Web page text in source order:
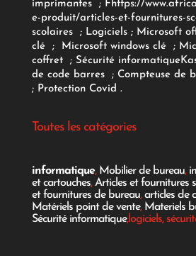
imprimantes
; Fhttps://
e-produit/articles-et-fournitures-
scolaires; Logiciels ; Microsoft
clé
; Microsoft windows clé;
coffret ; Sécurité informatique
de code barres
; Compteuse de
; Protection Covid .
Toutes les catégories
informatique, Mobilier de bureau,
et cartouches,Articles et fournitures
et fournitures de bureau,articles de
Matériels point de vente, Materiels
Sécurité informatique,logiciels,